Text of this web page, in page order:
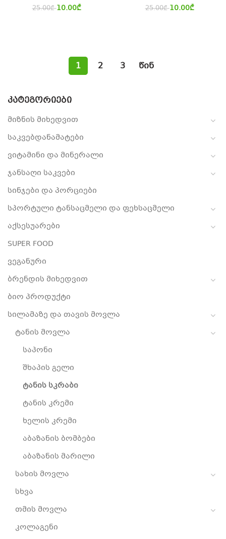
ᲙᲐᲢᲔᲒᲝᲠᲘᲔᲑᲘ
მიზნის მიხედვით
საკვებდანამატები
ვიტამინი და მინერალი
ჯანსაღი საკვები
სინჯები და პორციები
სპორტული ტანსაცმელი და ფეხსაცმელი
აქსესუარები
SUPER FOOD
ვეგანური
ბრენდის მიხედვით
ბიო პროდუქტი
სილამაზე და თავის მოვლა
ტანის მოვლა
საპონი
შხაპის გელი
ტანის სკრაბი
ტანის კრემი
ხელის კრემი
აბაზანის ბომბები
აბაზანის მარილი
სახის მოვლა
სხვა
თმის მოვლა
კოლაგენი
25.00₾ 10.00₾ 25.00₾ 10.00₾
1 2 3 წინ